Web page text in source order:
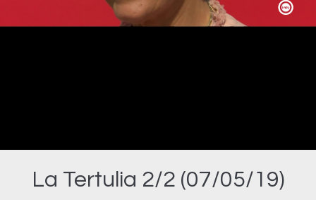
La Tertulia 2/2 (07/05/19)
Video